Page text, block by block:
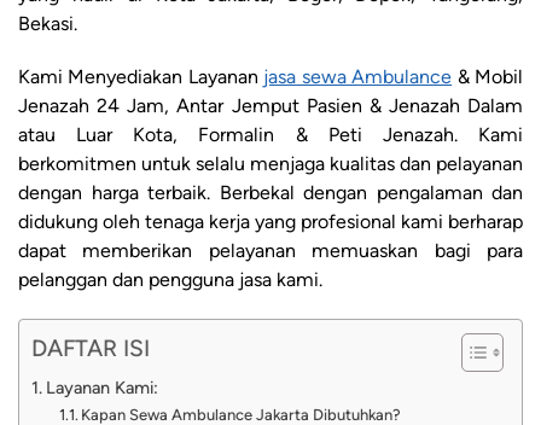
Bekasi.
Kami Menyediakan Layanan jasa sewa Ambulance & Mobil
Jenazah 24 Jam, Antar Jemput Pasien & Jenazah Dalam
atau Luar Kota, Formalin & Peti Jenazah. Kami
berkomitmen untuk selalu menjaga kualitas dan pelayanan
dengan harga terbaik. Berbekal dengan pengalaman dan
didukung oleh tenaga kerja yang profesional kami berharap
dapat memberikan pelayanan memuaskan bagi para
pelanggan dan pengguna jasa kami.
DAFTAR ISI
Layanan Kami:
Kapan Sewa Ambulance Jakarta Dibutuhkan?